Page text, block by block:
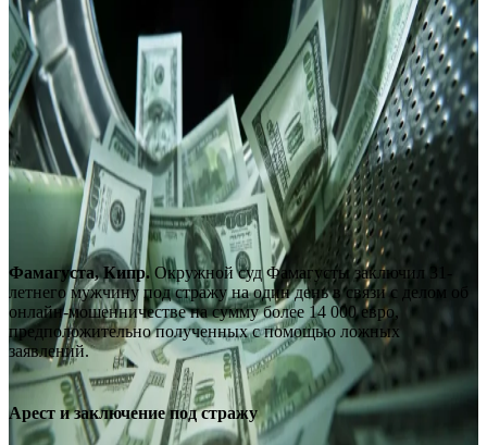
Фамагуста, Кипр.Окружной суд Фамагусты заключил 31-
летнего мужчину под стражу на один день в связи с делом об
онлайн-мошенничестве на сумму более 14 000 евро,
предположительно полученных с помощью ложных
заявлений.
Арест и заключение под стражу